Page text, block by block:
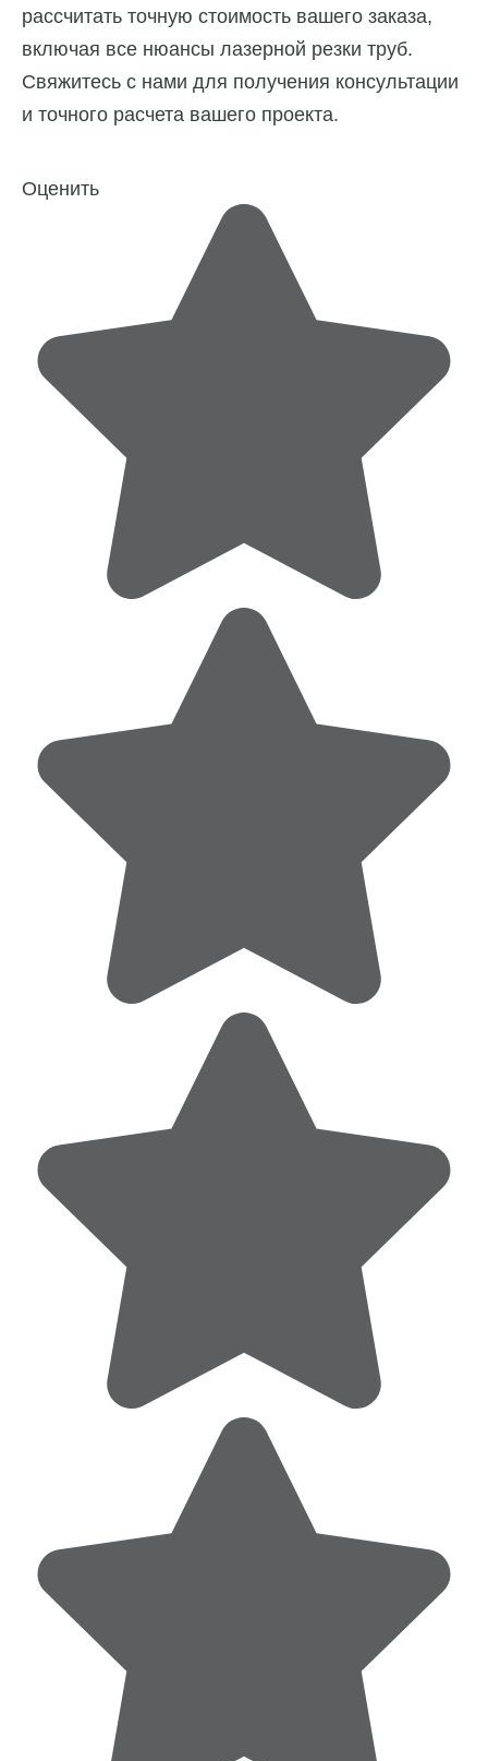
рассчитать точную стоимость вашего заказа,
включая все нюансы лазерной резки труб.
Свяжитесь с нами для получения консультации
и точного расчета вашего проекта.
Оценить